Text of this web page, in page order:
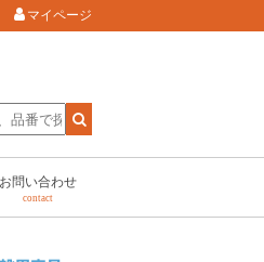
マイページ
お問い合わせ
contact